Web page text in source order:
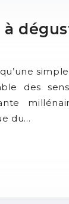
à
des
du…